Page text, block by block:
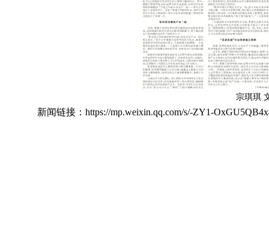
宗琪琪
新闻链接： https://mp.weixin.qq.com/s/-ZY1-